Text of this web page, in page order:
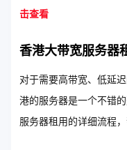
击查看
香港大带宽服务器
对于需要高带宽、低延
港的服务器是一个不错
服务器租用的详细流程